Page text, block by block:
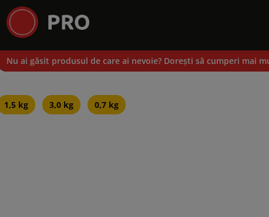
Nu ai găsit produsul de care ai nevoie? Doreşti să cumperi mai
1,5 kg 3,0 kg 0,7 kg